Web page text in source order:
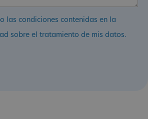
las condiciones contenidas en la
sobre el tratamiento de mis datos.